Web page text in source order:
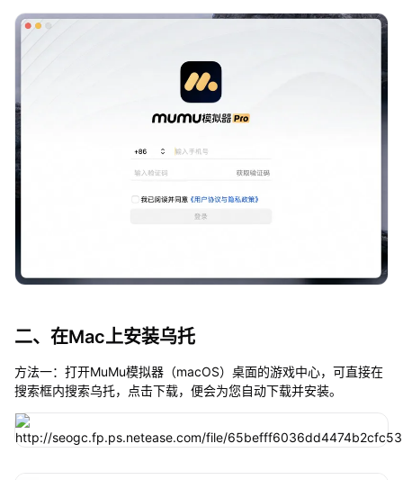
二、在Mac上安装乌托
方法一：打开MuMu模拟器（macOS）桌面的游戏中心，可直接在
搜索框内搜索乌托，点击下载，便会为您自动下载并安装。